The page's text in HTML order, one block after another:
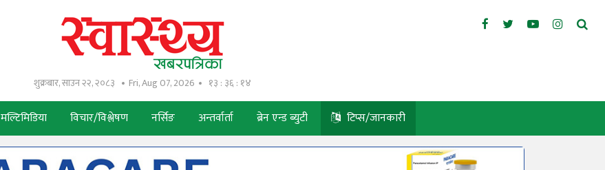
शुक्रबार, साउन २२, २०८३ Fri, Aug 07, 2026 १३ : ३६ : १५
मल्टिमिडिया विचार/विश्लेषण नर्सिङ अन्तर्वार्ता ब्रेन एन्ड ब्युटी टिप्स/जानकारी